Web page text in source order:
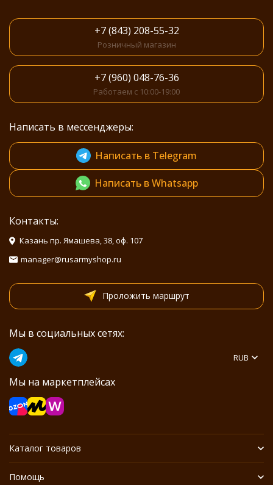
+7 (843) 208-55-32
Розничный магазин
+7 (960) 048-76-36
Работаем с 10:00-19:00
Написать в мессенджеры:
Написать в Telegram
Написать в Whatsapp
Контакты:
Казань пр. Ямашева, 38, оф. 107
manager@rusarmyshop.ru
Проложить маршрут
Мы в социальных сетях:
Мы на маркетплейсах
RUB
Каталог товаров
Помощь